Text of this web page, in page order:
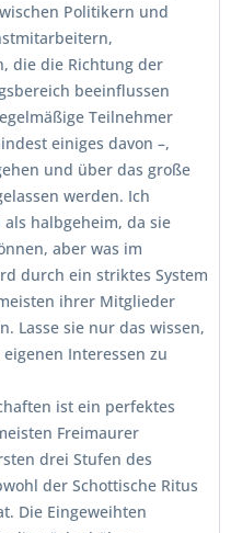
Politikern und
die die Richtung der
beeinflussen
Teilnehmer
einiges davon –,
und über das große
werden. Ich
halbgeheim, da sie
aber was im
durch ein striktes System
ihrer Mitglieder
Lasse sie nur das wissen,
Interessen zu
ist ein perfektes
Freimaurer
drei Stufen des
der Schottische Ritus
Die Eingeweihten